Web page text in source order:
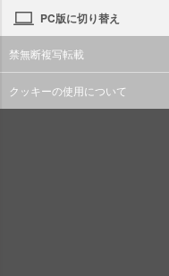
PC版に切り替え
禁無断複写転載
クッキーの使用について